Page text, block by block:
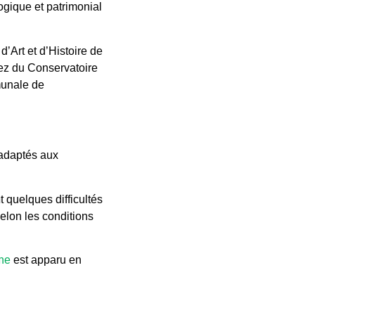
et patrimonial
et d’Histoire de
du Conservatoire
de
aux
quelques difficultés
les conditions
est apparu en